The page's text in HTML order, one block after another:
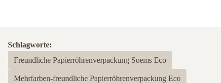
Schlagworte:
Freundliche Papierröhrenverpackung Soems Eco
Mehrfarben-freundliche Papierröhrenverpackung Eco